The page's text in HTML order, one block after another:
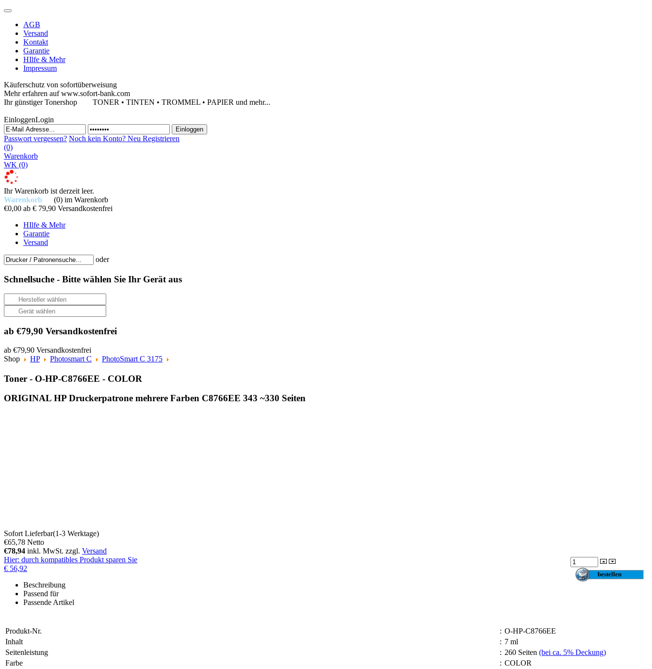
AGB
Versand
Kontakt
Garantie
HIlfe & Mehr
Impressum
Käuferschutz von sofortüberweisung
Mehr erfahren auf www.sofort-bank.com
Ihr günstiger Tonershop TONER • TINTEN • TROMMEL • PAPIER und mehr...
EinloggenLogin
Passwort vergessen? Noch kein Konto? Neu Registrieren
(0)
Warenkorb
WK (0)
Ihr Warenkorb ist derzeit leer.
Warenkorb
(0) im Warenkorb
€0,00 ab € 79,90 Versandkostenfrei
HIlfe & Mehr
Garantie
Versand
oder
Schnellsuche - Bitte wählen Sie Ihr Gerät aus
ab €79,90 Versandkostenfrei
ab €79,90 Versandkostenfrei
Shop
HP Photosmart C PhotoSmart C 3175
Toner - O-HP-C8766EE - COLOR
ORIGINAL HP Druckerpatrone mehrere Farben C8766EE 343 ~330 Seiten
Sofort Lieferbar(1-3 Werktage)
€65,78 Netto
€78,94 inkl. MwSt. zzgl. Versand
Hier: durch kompatibles Produkt sparen Sie
€ 56,92
Beschreibung
Passend für
Passende Artikel
Produkt-Nr. : O-HP-C8766EE
Inhalt
: 7 ml
Seitenleistung
: 260 Seiten (bei ca. 5% Deckung)
Farbe
: COLOR